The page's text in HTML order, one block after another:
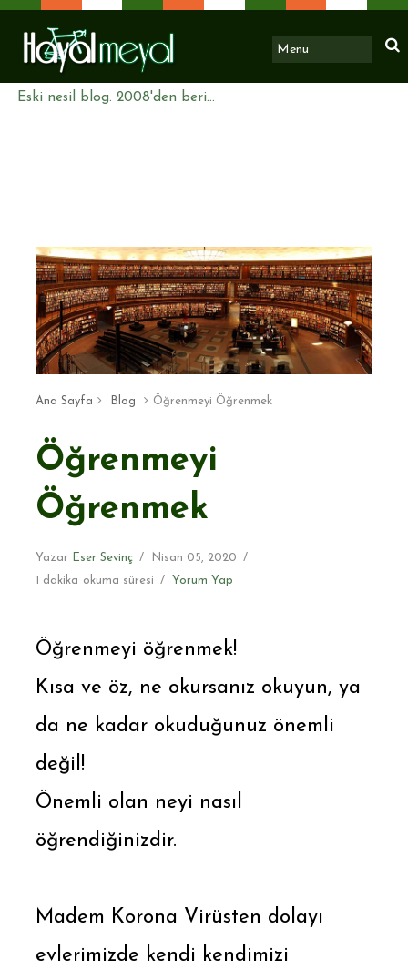
Eski nesil blog. 2008'den beri...
Ana Sayfa Blog Öğrenmeyi Öğrenmek
Öğrenmeyi
Öğrenmek
Yazar Eser Sevinç
Nisan 05, 2020
1 dakika okuma süresi Yorum Yap
Öğrenmeyi öğrenmek!
Kısa ve öz, ne okursanız okuyun, ya
da ne kadar okuduğunuz önemli
değil!
Önemli olan neyi nasıl
öğrendiğinizdir.
Madem Korona Virüsten dolayı
evlerimizde kendi kendimizi